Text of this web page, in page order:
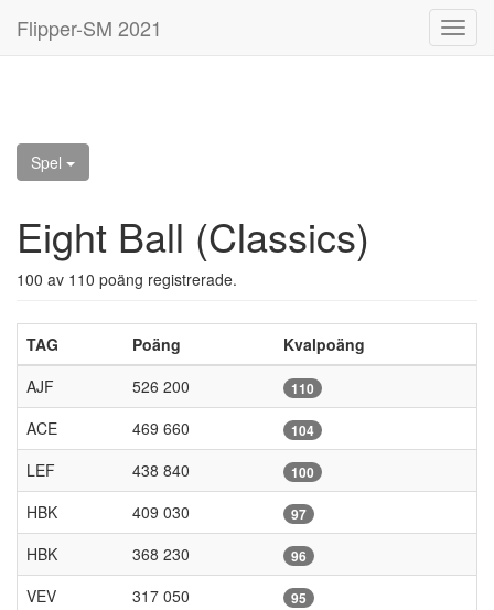
Flipper-SM 2021
Spel
Eight Ball (Classics)
100 av 110 poäng registrerade.
TAG Poäng
Kvalpoäng
AJF
526 200 110
ACE 469 660 104
LEF 438 840 100
HBK 409 030 97
HBK 368 230 96
VEV 317 050 95